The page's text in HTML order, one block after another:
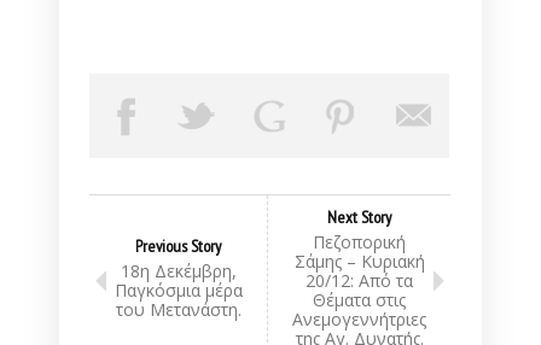
Previous Story
18η Δεκέμβρη,
Παγκόσμια μέρα
του Μετανάστη.
Next Story
Πεζοπορική
Σάμης – Κυριακή
20/12: Από τα
Θέματα στις
Ανεμογεννήτριες
της Αγ. Δυνατής.